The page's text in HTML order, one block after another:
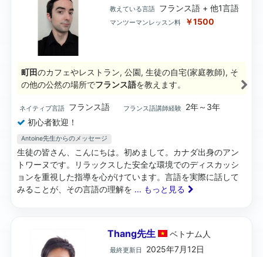
教えている言語 フランス語 + 他1言語
マンツーマンレッスン料 ￥1500
町田のカフェやレストラン, 公園, 生徒の自宅(家庭教師), そ
の他の公然の場所でフランス語を教えます。
ネイティブ言語 フランス語 フランス語講師経験
2年～3年
初心者歓迎！
Antoine先生からのメッセージ
生徒の皆さん、こんにちは。初めまして。カナダ出身のアン
トワーヌです。リラックスした安全な環境でのディスカッシ
ョンを重視した指導を心がけています。言語を実際に話して
みることが、その言語の理解を ... もっと見る
Thang先生 ベトナム 人
最終更新日 2025年7月12日